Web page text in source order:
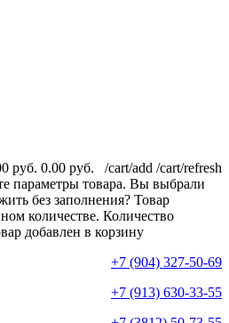
руб. 0.00 руб. /cart/add /cart/refresh
параметры товара. Вы выбрали
без заполнения? Товар
количестве. Количество
добавлен в корзину
+7 (904) 327-50-69
+7 (913) 630-33-55